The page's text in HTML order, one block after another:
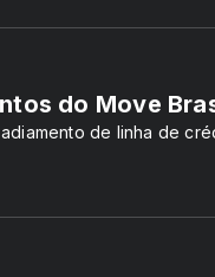
do Move
de linha de